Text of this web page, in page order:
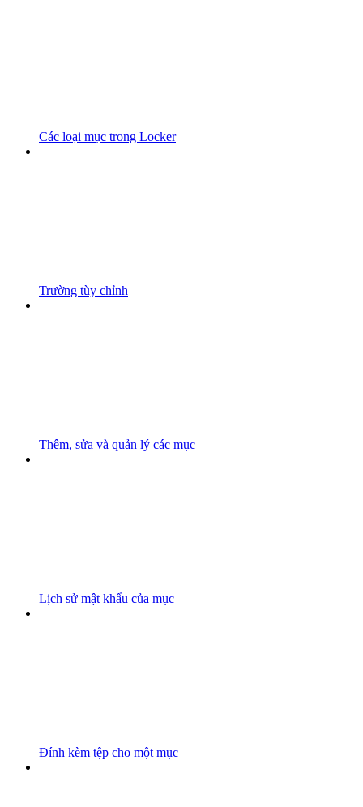
Các loại mục trong Locker
Trường tùy chỉnh
Thêm, sửa và quản lý các mục
Lịch sử mật khẩu của mục
Đính kèm tệp cho một mục